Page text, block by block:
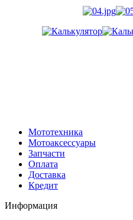
Мототехника
Мотоаксессуары
Запчасти
Оплата
Доставка
Кредит
Информация